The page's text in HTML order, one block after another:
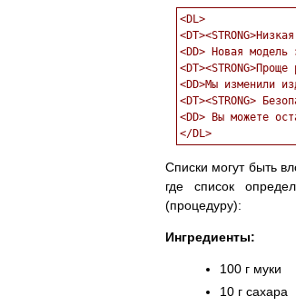
<DL>
<DD> Новая модель
<DT><STRONG>Проще
<DD>Мы изменили
<DT><STRONG>
<DD> Вы можете
Списки могут быть
где список
(процедуру):
Ингредиенты:
100 г муки
10 г сахара